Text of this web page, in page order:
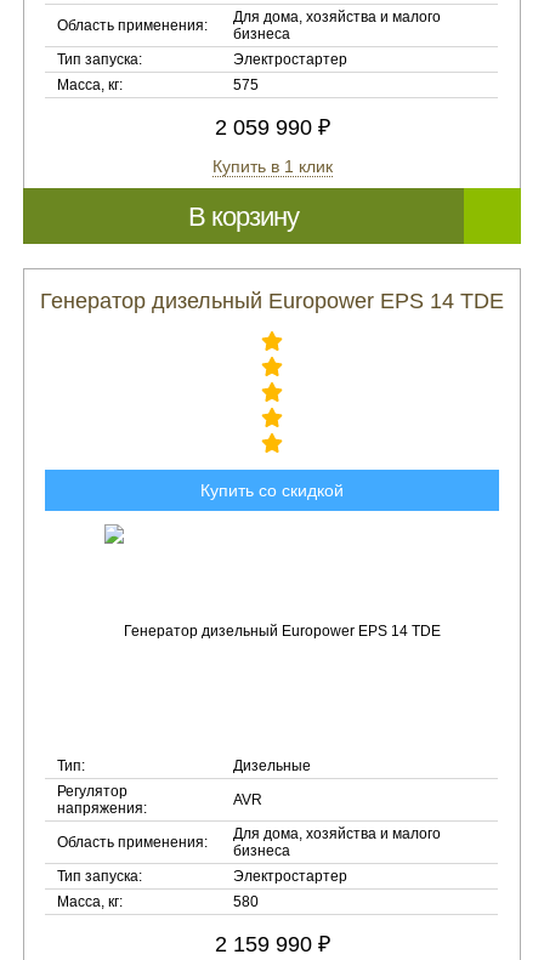
Область применения:
Для дома, хозяйства и малого
бизнеса
Тип запуска:
Электростартер
Масса, кг:
575
2 059 990 ₽
Купить в 1 клик
В корзину
Генератор дизельный Europower EPS 14 TDE
Купить со скидкой
Тип:
Дизельные
Регулятор
напряжения:
AVR
Область применения:
Для дома, хозяйства и малого
бизнеса
Тип запуска:
Электростартер
Масса, кг:
580
2 159 990 ₽